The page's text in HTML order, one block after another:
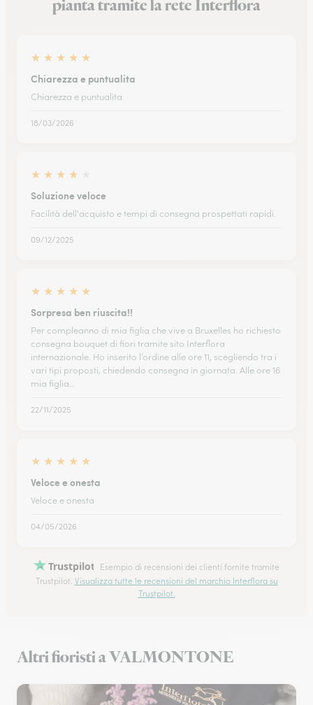
pianta tramite la rete Interflora
★ ★ ★ ★ ★
Chiarezza e puntualita
Chiarezza e puntualita
18/03/2026
★ ★ ★ ★
Soluzione veloce
Facilità dell'acquisto e tempi di consegna prospettati rapidi.
09/12/2025
★ ★ ★ ★ ★
Sorpresa ben riuscita!!
Per compleanno di mia figlia che vive a Bruxelles ho richiesto
consegna bouquet di fiori tramite sito Interflora
internazionale. Ho inserito l’ordine alle ore 11, scegliendo tra i
vari tipi proposti, chiedendo consegna in giornata. Alle ore 16
mia figlia…
22/11/2025
★ ★ ★ ★ ★
Veloce e onesta
Veloce e onesta
04/05/2026
Trustpilot
Esempio di recensioni dei clienti fornite tramite
Trustpilot. Visualizza tutte le recensioni del marchio Interflora su
Trustpilot.
Altri fioristi a VALMONTONE